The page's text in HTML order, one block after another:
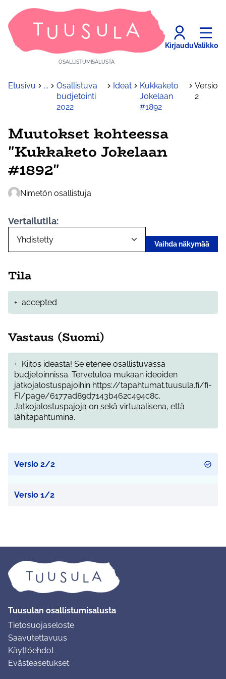
OSALLISTUMISALUSTA
KirjauduValikko
Etusivu ...
Osallistuva
budjetointi
2022
Ideat
Kukkaketo
Jokelaan
#1892
Versio
2
Muutokset kohteessa
"Kukkaketo Jokelaan
#1892"
Nimetön osallistuja
Vertailutila:
Vaihda näkymää
Tila
+ accepted
Vastaus (Suomi)
+ Kiitos ideasta! Se etenee osallistuvassa
budjetoinnissa. Tervetuloa mukaan ideoiden
jatkojalostuspajoihin https://tapahtumat.tuusula.fi/fi-
FI/page/6177ad89d7143b462c494c8c.
Jatkojalostuspajoja on sekä virtuaalisena, että
lähitapahtumina.
Versio 2/2
Versio 1/2
Tuusulan osallistumisalusta
Tietosuojaseloste
Saavutettavuus
Käyttöehdot
Evästeasetukset